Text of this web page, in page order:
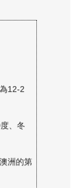
12-2
、冬
洲的第